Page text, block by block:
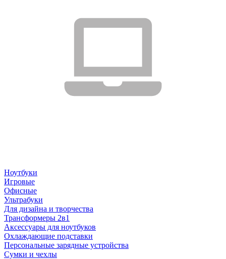
Ноутбуки
Игровые
Офисные
Ультрабуки
Для дизайна и творчества
Трансформеры 2в1
Аксессуары для ноутбуков
Охлаждающие подставки
Персональные зарядные устройства
Сумки и чехлы